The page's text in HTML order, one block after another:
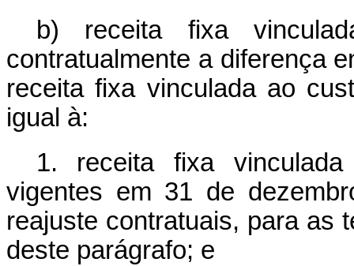
b) receita fixa
contratualmente a diferença
receita fixa vinculada ao
igual à:
1. receita fixa
vigentes em 31 de
reajuste contratuais, para as
deste parágrafo; e